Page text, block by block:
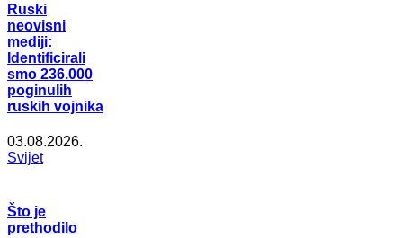
Ruski
neovisni
mediji:
Identificirali
smo 236.000
poginulih
ruskih vojnika
03.08.2026.
Svijet
Što je
prethodilo